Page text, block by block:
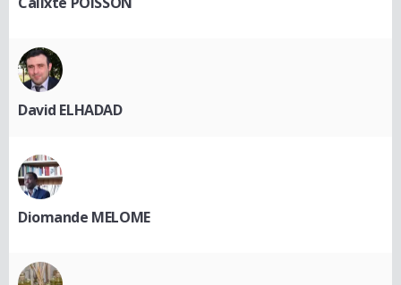
David ELHADAD
Diomande MELOME